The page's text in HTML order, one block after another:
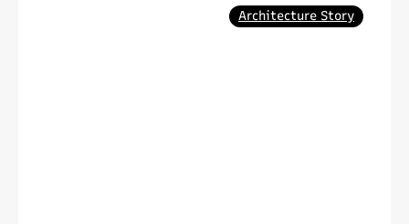
Architecture Story